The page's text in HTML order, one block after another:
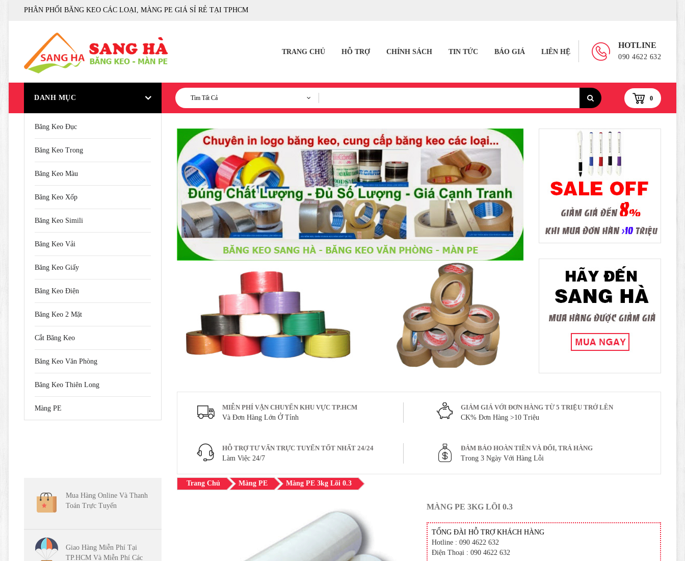
PHÂN PHỐI BĂNG KEO CÁC LOẠI, MÀNG PE GIÁ SỈ RẺ TẠI TPHCM
HOTLINE
090 4622 632
TRANG CHỦ HỖ TRỢ CHÍNH SÁCH TIN TỨC BÁO GIÁ LIÊN HỆ
DANH MỤC Tìm Tất Cả 0
Băng Keo Đục
Băng Keo Trong
Băng Keo Màu
Băng Keo Xốp
Băng Keo Simili
Băng Keo Vải
Băng Keo Giấy
Băng Keo Điện
Băng Keo 2 Mặt
Cắt Băng Keo
Băng Keo Văn Phòng
Băng Keo Thiên Long
Màng PE
MIỄN PHÍ VẬN CHUYỂN KHU VỰC TP.HCM
Và Đơn Hàng Lớn Ở Tỉnh
GIẢM GIÁ VỚI ĐƠN HÀNG TỪ 5 TRIỆU TRỞ LÊN
CK% Đơn Hàng >10 Triệu
HỖ TRỢ TƯ VẤN TRỰC TUYẾN TỐT NHẤT 24/24
Làm Việc 24/7
ĐẢM BẢO HOÀN TIỀN VÀ ĐỔI, TRẢ HÀNG
Trong 3 Ngày Với Hàng Lỗi
Mua Hàng Online Và Thanh
Toán Trực Tuyến
Giao Hàng Miễn Phí Tại
TP.HCM Và Miễn Phí Các
Trang Chủ Màng PE Màng PE 3kg Lõi 0.3
MÀNG PE 3KG LÕI 0.3
TỔNG ĐÀI HỖ TRỢ KHÁCH HÀNG
Hotline : 090 4622 632
Điện Thoại : 090 4622 632